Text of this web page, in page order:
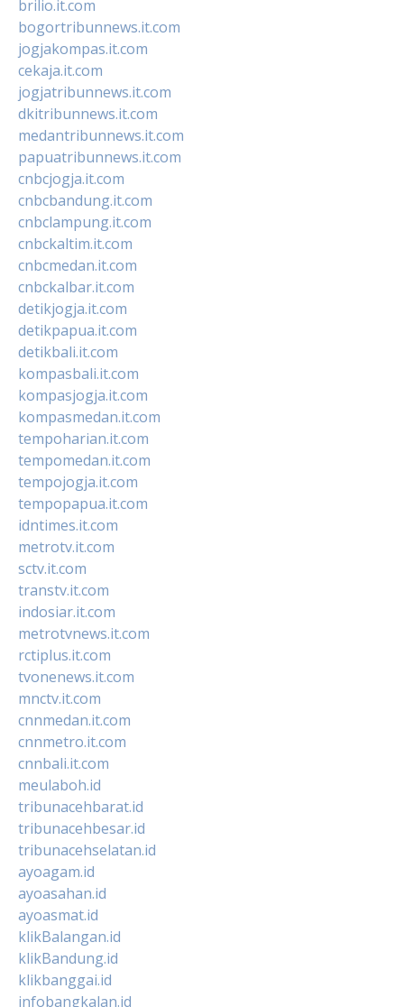
brilio.it.com
bogortribunnews.it.com
jogjakompas.it.com
cekaja.it.com
jogjatribunnews.it.com
dkitribunnews.it.com
medantribunnews.it.com
papuatribunnews.it.com
cnbcjogja.it.com
cnbcbandung.it.com
cnbclampung.it.com
cnbckaltim.it.com
cnbcmedan.it.com
cnbckalbar.it.com
detikjogja.it.com
detikpapua.it.com
detikbali.it.com
kompasbali.it.com
kompasjogja.it.com
kompasmedan.it.com
tempoharian.it.com
tempomedan.it.com
tempojogja.it.com
tempopapua.it.com
idntimes.it.com
metrotv.it.com
sctv.it.com
transtv.it.com
indosiar.it.com
metrotvnews.it.com
rctiplus.it.com
tvonenews.it.com
mnctv.it.com
cnnmedan.it.com
cnnmetro.it.com
cnnbali.it.com
meulaboh.id
tribunacehbarat.id
tribunacehbesar.id
tribunacehselatan.id
ayoagam.id
ayoasahan.id
ayoasmat.id
klikBalangan.id
klikBandung.id
klikbanggai.id
infobangkalan.id